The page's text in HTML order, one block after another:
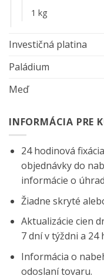
1 kg
Investičná platina
Paládium
Meď
INFORMÁCIA PRE
24 hodinová
objednávky do
informácie o
Žiadne skryté
Aktualizácie cien
7 dní v týždni a 24
Informácia o
odoslaní tovaru.